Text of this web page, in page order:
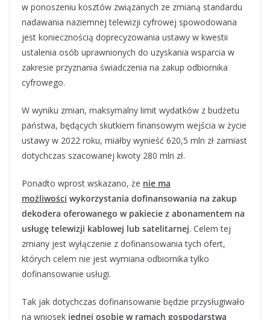
w ponoszeniu kosztów związanych ze zmianą standardu
nadawania naziemnej telewizji cyfrowej spowodowana
jest koniecznością doprecyzowania ustawy w kwestii
ustalenia osób uprawnionych do uzyskania wsparcia w
zakresie przyznania świadczenia na zakup odbiornika
cyfrowego.
W wyniku zmian, maksymalny limit wydatków z budżetu
państwa, będących skutkiem finansowym wejścia w życie
ustawy w 2022 roku, miałby wynieść 620,5 mln zł zamiast
dotychczas szacowanej kwoty 280 mln zł.
Ponadto wprost wskazano, że nie ma
możliwości wykorzystania dofinansowania na zakup
dekodera oferowanego w pakiecie z abonamentem na
usługę telewizji kablowej lub satelitarnej. Celem tej
zmiany jest wyłączenie z dofinansowania tych ofert,
których celem nie jest wymiana odbiornika tylko
dofinansowanie usługi.
Tak jak dotychczas dofinansowanie będzie przysługiwało
na wniosek jednej osobie w ramach gospodarstwa